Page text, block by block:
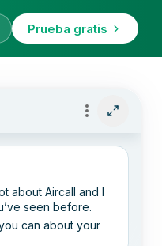
Prueba gratis